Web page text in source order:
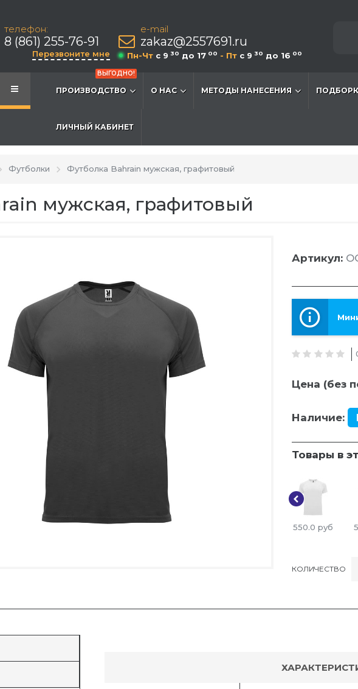
телефон:
8 (861) 255-76-91
Перезвоните мне
e-mail
zakaz@2557691.ru
Пн-Чт c 9 30 до 17 00 - Пт c 9 30 до 16 00
ВЫГОДНО!
ПРОИЗВОДСТВО О НАС МЕТОДЫ НАНЕСЕНИЯ
ЛИЧНЫЙ КАБИНЕТ
Футболки Футболка Bahrain мужская, графитовый
мужская, графитовый
Артикул:
Цена (без
Наличие:
Товары в
550.0 руб
КОЛИЧЕСТВО